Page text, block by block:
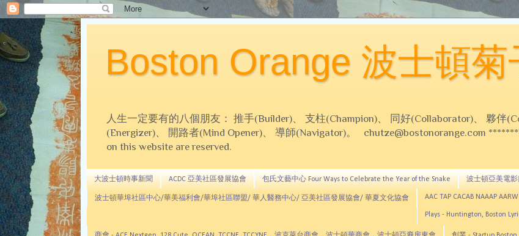
Boston Orange 波士頓菊
人生一定要有的八個朋友： 推手(Builder)、 支柱(Champion)、 同好(Collaborator)、 夥伴
(Energizer)、 開路者(Mind Opener)、 導師(Navigator)。 chutze@bostonorange.com
on this website are reserved.
大波士頓時事新聞 ACDC 亞美社區發展協會 包氏文藝中心 Four Ways to Celebrate the Year of the Snake 波士頓亞美電
波士頓華埠社區中心/華美福利會/華埠社區聯盟/ 華人醫務中心/ 亞美社區發展協會/ 華夏文化協會 AAC TAP CACAB NAAAP
Plays - Huntington, Boston